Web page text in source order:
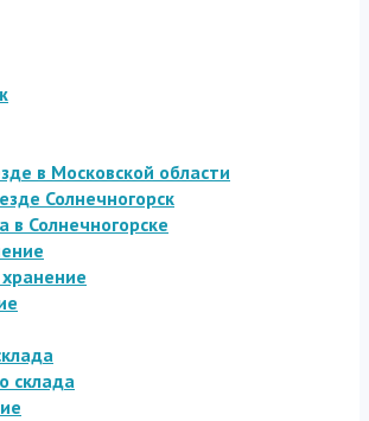
в Московской области
Солнечногорск
в Солнечногорске
склада